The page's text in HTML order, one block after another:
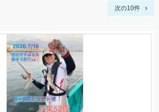
次の10件